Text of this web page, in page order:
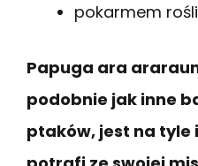
pokarmem
Papuga ara
podobnie jak inne
ptaków, jest na tyle